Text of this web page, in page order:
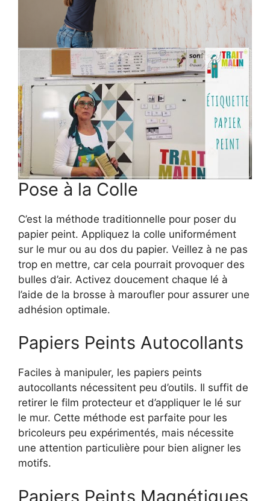
Pose à la Colle
C’est la méthode traditionnelle pour poser du
papier peint. Appliquez la colle uniformément
sur le mur ou au dos du papier. Veillez à ne pas
trop en mettre, car cela pourrait provoquer des
bulles d’air. Activez doucement chaque lé à
l’aide de la brosse à maroufler pour assurer une
adhésion optimale.
Papiers Peints Autocollants
Faciles à manipuler, les papiers peints
autocollants nécessitent peu d’outils. Il suffit de
retirer le film protecteur et d’appliquer le lé sur
le mur. Cette méthode est parfaite pour les
bricoleurs peu expérimentés, mais nécessite
une attention particulière pour bien aligner les
motifs.
Papiers Peints Magnétiques